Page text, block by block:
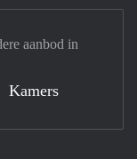
aanbod in
Kamers